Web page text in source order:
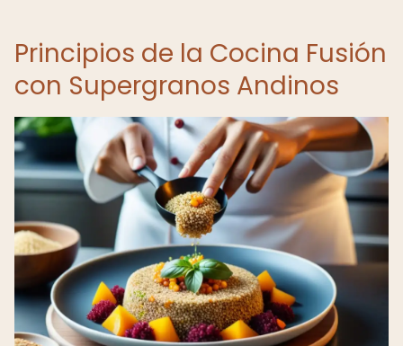
Principios de la Cocina Fusión
con Supergranos Andinos